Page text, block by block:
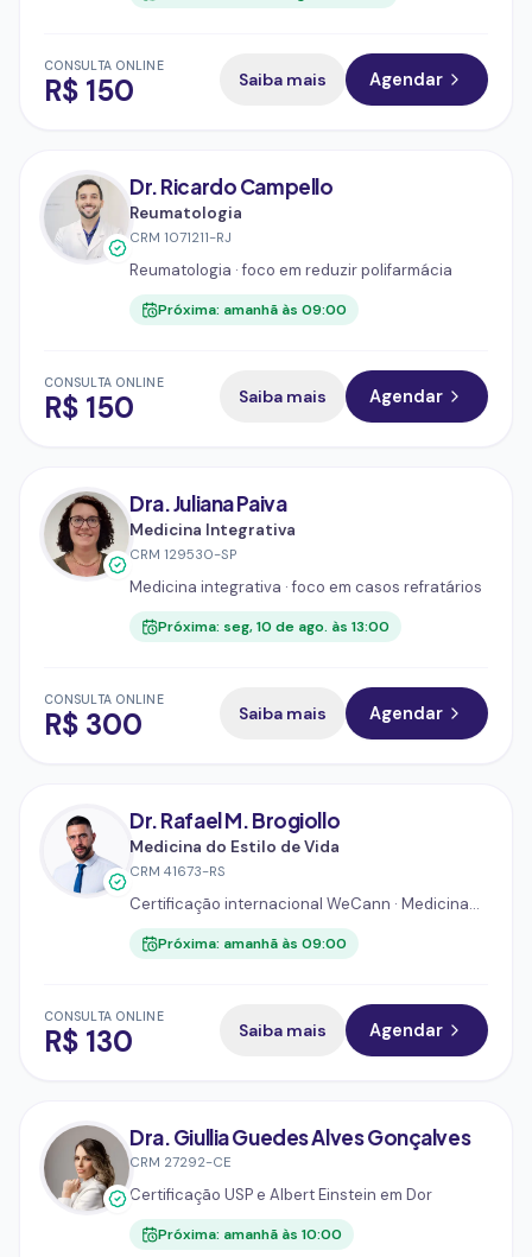
CONSULTA ONLINE
R$ 150 Saiba mais Agendar
Dr. Ricardo Campello
Reumatologia
CRM 1071211-RJ
Reumatologia · foco em reduzir polifarmácia
Próxima: amanhã às 09:00
CONSULTA ONLINE
R$ 150 Saiba mais Agendar
Dra. Juliana Paiva
Medicina Integrativa
CRM 129530-SP
Medicina integrativa · foco em casos refratários
Próxima: seg, 10 de ago. às 13:00
CONSULTA ONLINE
R$ 300 Saiba mais Agendar
Dr. Rafael M. Brogiollo
Medicina do Estilo de Vida
CRM 41673-RS
Certificação internacional WeCann · Medicina
Endocanabinoide
Próxima: amanhã às 09:00
CONSULTA ONLINE
R$ 130 Saiba mais Agendar
Dra. Giullia Guedes Alves Gonçalves
CRM 27292-CE
Certificação USP e Albert Einstein em Dor
Próxima: amanhã às 10:00